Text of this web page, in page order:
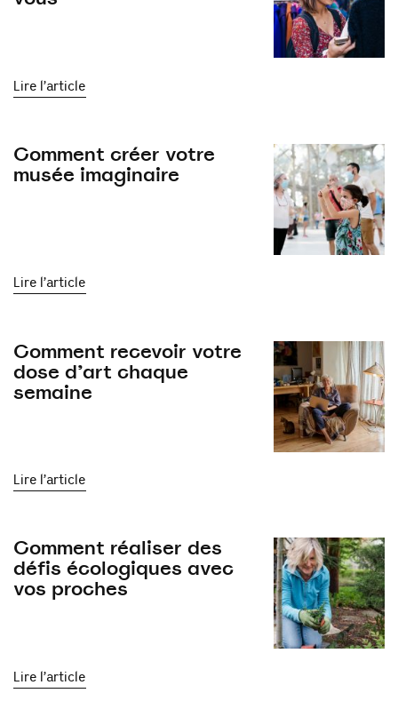
Lire l’article
Comment créer votre
musée imaginaire
Lire l’article
Comment recevoir votre
dose d’art chaque
semaine
Lire l’article
Comment réaliser des
défis écologiques avec
vos proches
Lire l’article